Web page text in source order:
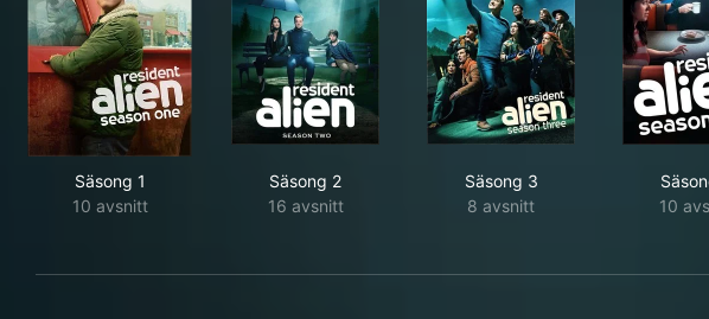
Säsong 1
10 avsnitt
Säsong 2
16 avsnitt
Säsong 3
8 avsnitt
10